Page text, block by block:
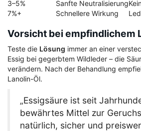
3–5% Sanfte Neutralisierung
7%+
Schnellere Wirkung
Vorsicht bei empfindlichem
Teste die Lösung immer an einer
Essig bei gegerbtem Wildleder – die
verändern. Nach der Behandlung
Lanolin-Öl.
„Essigsäure ist seit
bewährtes Mittel zur
natürlich, sicher und